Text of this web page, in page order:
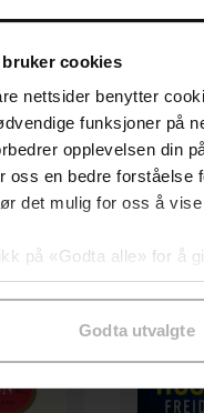
bruker cookies
nettsider benytter
funksjoner på
opplevelsen din
oss en bedre forståelse
det mulig for oss å
på «Godta alle» for å
til spesifikke
Godta utvalgte
kjøpt
Boka bak